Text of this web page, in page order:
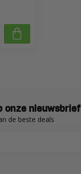
onze nieuwsbrief
de beste deals